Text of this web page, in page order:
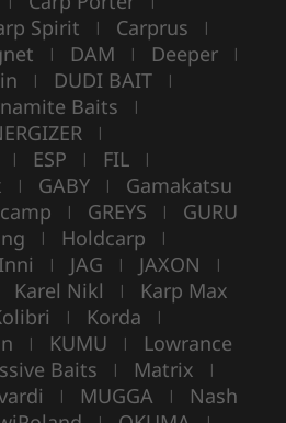
Spirit | Carprus |
| DAM | Deeper |
| DUDI BAIT |
Baits |
|
| ESP | FIL |
| GABY | Gamakatsu
| GREYS | GURU
| Holdcarp |
Inni | JAG | JAXON |
Karel Nikl | Karp Max
| Korda |
| KUMU | Lowrance
Baits | Matrix |
| MUGGA | Nash